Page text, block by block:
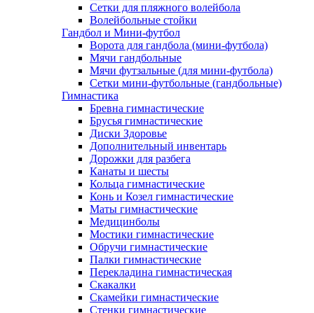
Сетки для пляжного волейбола
Волейбольные стойки
Гандбол и Мини-футбол
Ворота для гандбола (мини-футбола)
Мячи гандбольные
Мячи футзальные (для мини-футбола)
Сетки мини-футбольные (гандбольные)
Гимнастика
Бревна гимнастические
Брусья гимнастические
Диски Здоровье
Дополнительный инвентарь
Дорожки для разбега
Канаты и шесты
Кольца гимнастические
Конь и Козел гимнастические
Маты гимнастические
Медицинболы
Мостики гимнастические
Обручи гимнастические
Палки гимнастические
Перекладина гимнастическая
Скакалки
Скамейки гимнастические
Стенки гимнастические